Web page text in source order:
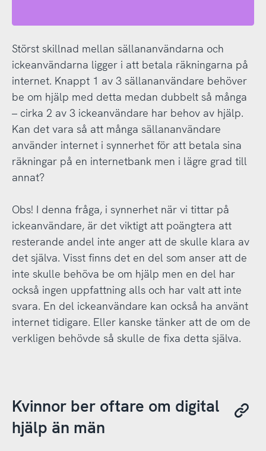
Störst skillnad mellan sällananvändarna och
ickeanvändarna ligger i att betala räkningarna på
internet. Knappt 1 av 3 sällananvändare behöver
be om hjälp med detta medan dubbelt så många
– cirka 2 av 3 ickeanvändare har behov av hjälp.
Kan det vara så att många sällananvändare
använder internet i synnerhet för att betala sina
räkningar på en internetbank men i lägre grad till
annat?
Obs! I denna fråga, i synnerhet när vi tittar på
ickeanvändare, är det viktigt att poängtera att
resterande andel inte anger att de skulle klara av
det själva. Visst finns det en del som anser att de
inte skulle behöva be om hjälp men en del har
också ingen uppfattning alls och har valt att inte
svara. En del ickeanvändare kan också ha använt
internet tidigare. Eller kanske tänker att de om de
verkligen behövde så skulle de fixa detta själva.
Kvinnor ber oftare om digital
hjälp än män